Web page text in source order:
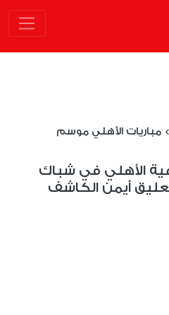
مباريات الأهلي موسم
الأهلي في شباك
أيمن الكاشف